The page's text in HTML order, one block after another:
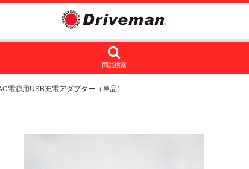
商品検索
電源用USB充電アダプター（単品）